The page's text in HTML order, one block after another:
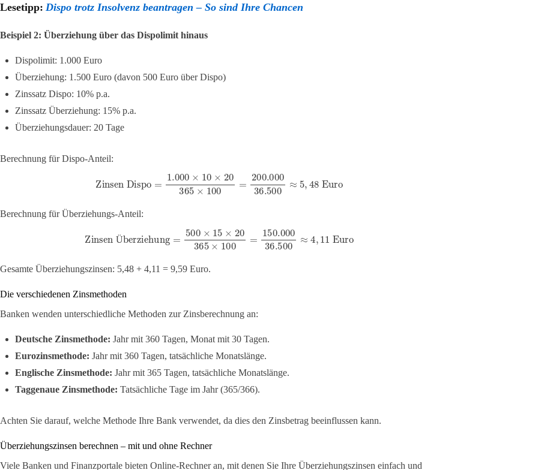
Lesetipp: Dispo trotz Insolvenz beantragen – So sind Ihre Chancen
Beispiel 2: Überziehung über das Dispolimit hinaus
Dispolimit: 1.000 Euro
Überziehung: 1.500 Euro (davon 500 Euro über Dispo)
Zinssatz Dispo: 10% p.a.
Zinssatz Überziehung: 15% p.a.
Überziehungsdauer: 20 Tage
Berechnung für Dispo-Anteil:
1.000× 10× 20 365× 100 200.00036.500
Berechnung für Überziehungs-Anteil:
Ü
15× 20 365× 100 150.00036.500
Gesamte Überziehungszinsen: 5,48 + 4,11 = 9,59 Euro.
Die verschiedenen Zinsmethoden
Banken wenden unterschiedliche Methoden zur Zinsberechnung an:
Deutsche Zinsmethode: Jahr mit 360 Tagen, Monat mit 30 Tagen.
Eurozinsmethode: Jahr mit 360 Tagen, tatsächliche Monatslänge.
Englische Zinsmethode: Jahr mit 365 Tagen, tatsächliche Monatslänge.
Taggenaue Zinsmethode: Tatsächliche Tage im Jahr (365/366).
Achten Sie darauf, welche Methode Ihre Bank verwendet, da dies den Zinsbetrag beeinflussen kann.
Überziehungszinsen berechnen – mit und ohne Rechner
Viele Banken und Finanzportale bieten Online-Rechner an, mit denen Sie Ihre Überziehungszinsen einfach und